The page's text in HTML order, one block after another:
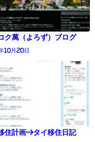
ク萬（よろず）ブログ
10月20日
住計画→タイ移住日記